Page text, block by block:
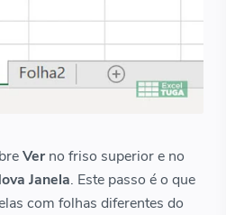
Ver no friso superior e no
Janela. Este passo é o que
com folhas diferentes do